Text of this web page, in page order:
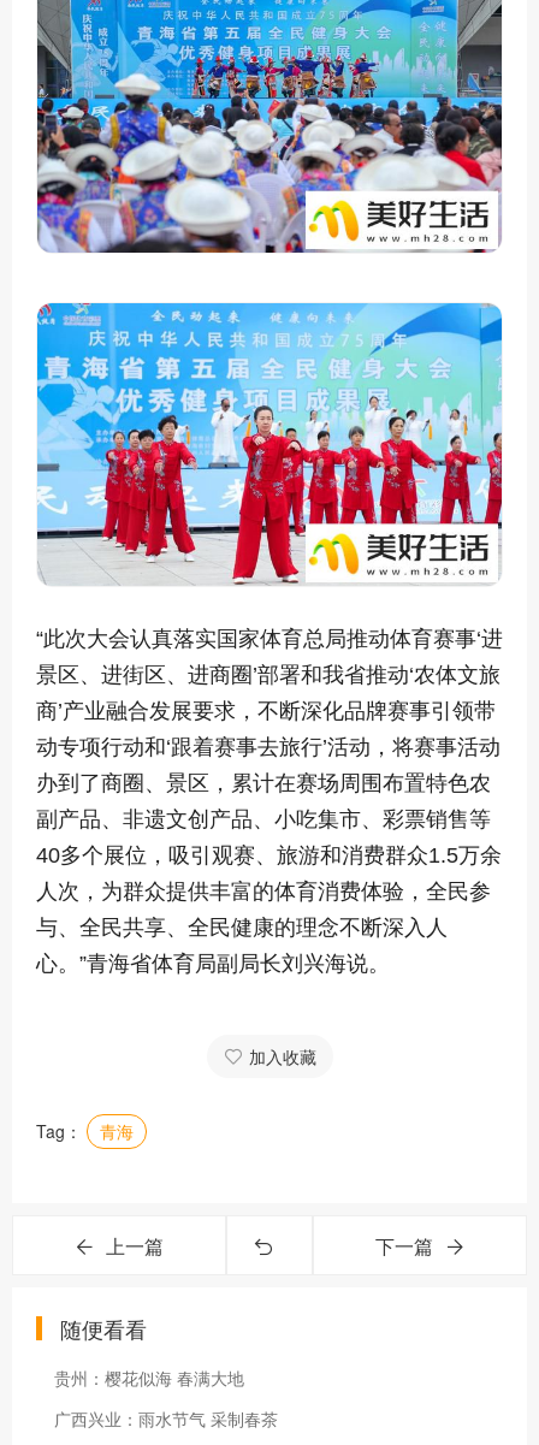
“此次大会认真落实国家体育总局推动体育赛事‘进
景区、进街区、进商圈’部署和我省推动‘农体文旅
商’产业融合发展要求，不断深化品牌赛事引领带
动专项行动和‘跟着赛事去旅行’活动，将赛事活动
办到了商圈、景区，累计在赛场周围布置特色农
副产品、非遗文创产品、小吃集市、彩票销售等
40多个展位，吸引观赛、旅游和消费群众1.5万余
人次，为群众提供丰富的体育消费体验，全民参
与、全民共享、全民健康的理念不断深入人
心。”青海省体育局副局长刘兴海说。
加入收藏
Tag： 青海
上一篇 下一篇
随便看看
贵州：樱花似海 春满大地
广西兴业：雨水节气 采制春茶